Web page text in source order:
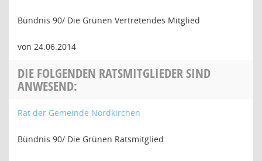
Bündnis 90/ Die Grünen Vertretendes Mitglied
von 24.06.2014
DIE FOLGENDEN RATSMITGLIEDER SIND
ANWESEND:
Rat der Gemeinde Nordkirchen
Bündnis 90/ Die Grünen Ratsmitglied